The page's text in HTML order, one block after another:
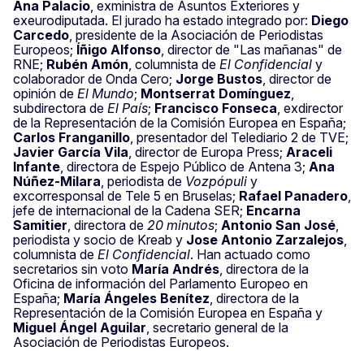
Ana Palacio , exministra de Asuntos Exteriores y
exeurodiputada. El jurado ha estado integrado por: Diego
Carcedo , presidente de la Asociación de Periodistas
Europeos; Íñigo Alfonso , director de "Las mañanas" de
RNE; Rubén Amón , columnista de El Confidencial y
colaborador de Onda Cero; Jorge Bustos , director de
opinión de El Mundo; Montserrat Domínguez
subdirectora de El País; Francisco Fonseca , exdirector
de la Representación de la Comisión Europea en España;
Carlos Franganillo , presentador del Telediario 2 de TVE;
Javier García Vila , director de Europa Press; Araceli
Infante , directora de Espejo Público de Antena 3; Ana
Núñez-Milara , periodista de Vozpópuli y
excorresponsal de Tele 5 en Bruselas; Rafael Panadero
jefe de internacional de la Cadena SER; Encarna
Samitier , directora de 20 minutos; Antonio San José
periodista y socio de Kreab y Jose Antonio Zarzalejos
columnista de El Confidencial. Han actuado como
secretarios sin voto María Andrés , directora de la
Oficina de información del Parlamento Europeo en
España; María Ángeles Benítez , directora de la
Representación de la Comisión Europea en España y
Miguel Ángel Aguilar , secretario general de la
Asociación de Periodistas Europeos.